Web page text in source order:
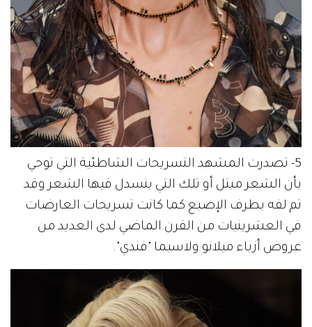
5- تصدرت المشهد التسريحات الشاطئية التي توحي
بأن الشعر مبتل أو تلك التي ينسدل فيها الشعر وقد
تم لفه بطرف الإصبع كما كانت تسريحات العارضات
في العشرينيات من القرن الماضي لدى العديد من
عروض أزياء ميلانو ولاسيما "فندي".